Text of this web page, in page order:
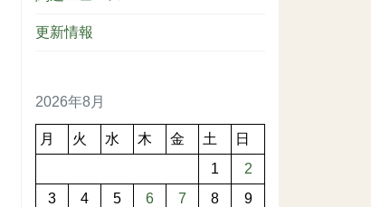
更新情報
2026年8月
月 火 水 木 金 土
日
1
2
3
4 5 6 7 8
9